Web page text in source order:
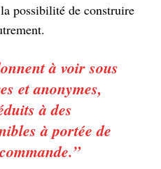
possibilité de construire
à voir sous
et anonymes,
à des
à portée de
”